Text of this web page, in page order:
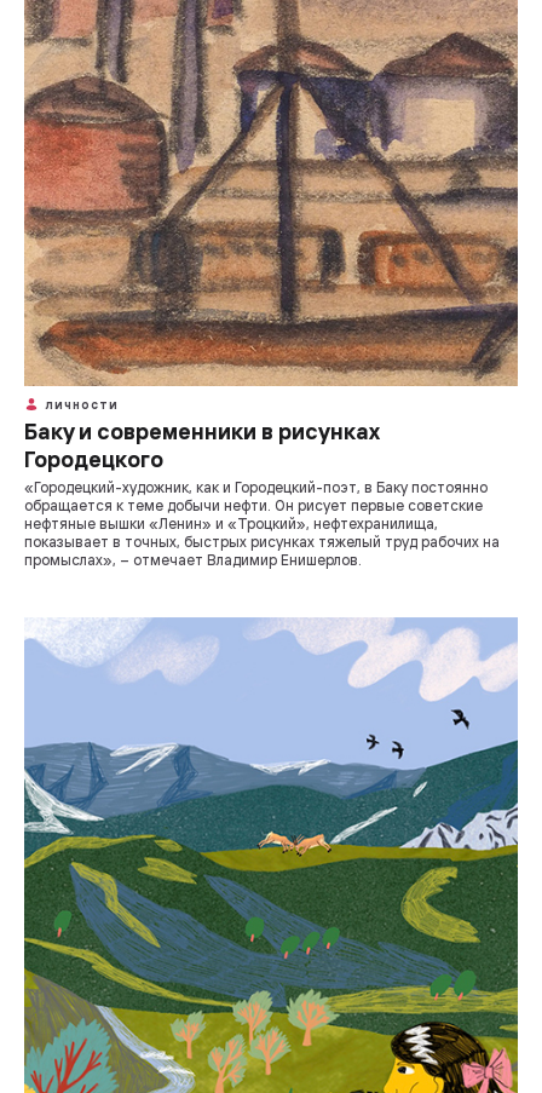
ЛИЧНОСТИ
Баку и современники в рисунках
Городецкого
«Городецкий-художник, как и Городецкий-поэт, в Баку постоянно
обращается к теме добычи нефти. Он рисует первые советские
нефтяные вышки «Ленин» и «Троцкий», нефтехранилища,
показывает в точных, быстрых рисунках тяжелый труд рабочих на
промыслах», – отмечает Владимир Енишерлов.